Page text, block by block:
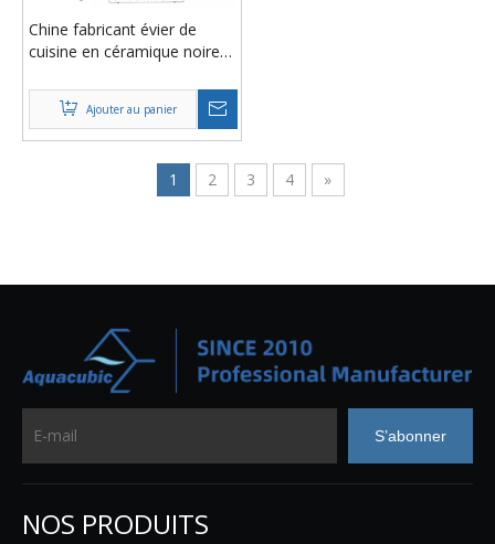
Chine fabricant évier de
cuisine en céramique noire
tablier rectangulaire en argile
réfractaire ferme
Ajouter au panier
1 2 3 4 »
S’abonner
NOS PRODUITS